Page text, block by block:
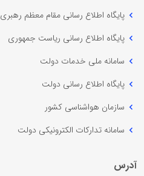
پایگاه اطلاع رسانی مقام معظم رهبری
پایگاه اطلاع رسانی ریاست جمهوری
سامانه ملی خدمات دولت
پایگاه اطلاع رسانی دولت
سازمان هواشناسی کشور
سامانه تدارکات الکترونیکی دولت
آدرس